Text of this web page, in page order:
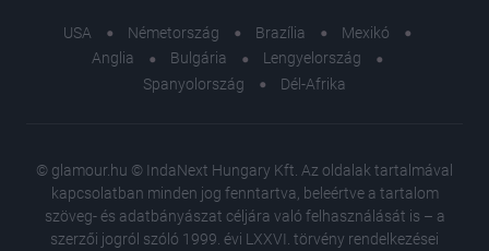
USA Németország Brazília
Mexikó
Anglia
Bulgária
Lengyelország
Spanyolország
Dél-Afrika
© glamour.hu © IndaNext Hungary Kft. Az oldalak tartalmával
kapcsolatban minden jog fenntartva, beleértve a tartalom
szöveg- és adatbányászat céljára való felhasználását is – a
szerzői jogról szóló 1999. évi LXXVI. törvény rendelkezései